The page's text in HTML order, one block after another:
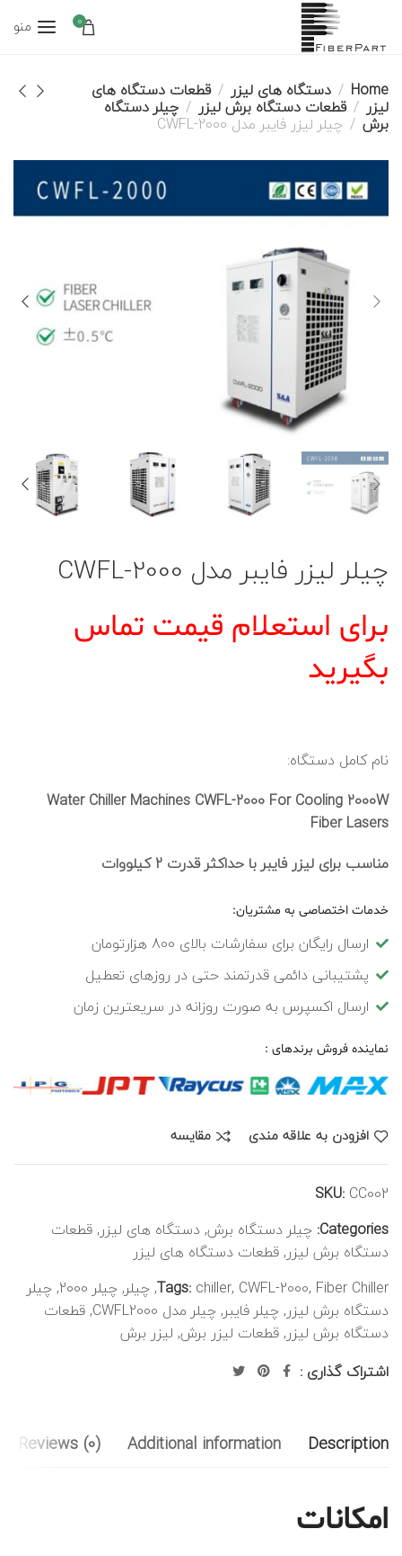
0 منو
Home دستگاه های لیزر قطعات دستگاه های
لیزر قطعات دستگاه برش لیزر چیلر دستگاه
برش چیلر لیزر فایبر مدل CWFL-2000
چیلر لیزر فایبر مدل CWFL-2000
برای استعلام قیمت تماس
بگیرید
نام کامل دستگاه:
Water Chiller Machines CWFL-2000 For Cooling 2000W
Fiber Lasers
مناسب برای لیزر فایبر با حداکثر قدرت 2 کیلووات
خدمات اختصاصی به مشتریان:
ارسال رایگان برای سفارشات بالای 800 هزارتومان
پشتیبانی دائمی قدرتمند حتی در روزهای تعطیل
ارسال اکسپرس به صورت روزانه در سریعترین زمان
نماینده فروش برندهای :
افزودن به علاقه مندی مقایسه
SKU: CC002
Categories: چیلر دستگاه برش,دستگاه های لیزر,قطعات
دستگاه برش لیزر,قطعات دستگاه های لیزر
Tags: chiller, CWFL-2000, Fiber Chiller
,چیلر,چیلر 2000 ,چیلر
دستگاه برش لیزر,چیلر فایبر,چیلر مدل CWFL2000 ,قطعات
دستگاه برش لیزر,قطعات لیزر برش, لیزر برش
اشتراک گذاری :
Description
Additional information
Reviews (0)
امکانات